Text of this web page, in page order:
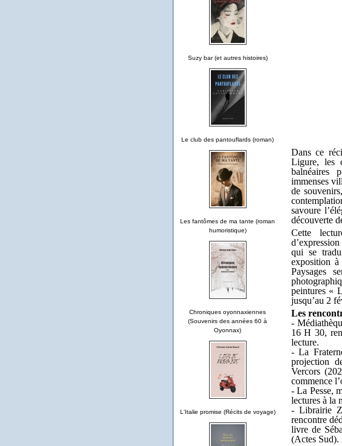
Suzy bar (et autres histoires)
Le club des pantouflards (roman)
Les fantômes de ma tante (roman
humoristique)
Chroniques oyonnaxiennes
(Souvenirs des années 60 à
Oyonnax)
L'Italie promise (Récits de voyage)
Dans ce
Ligure, les
balnéaires
immenses
de
savoure
découverte
Cette
qui se
exposition
Paysages
peintures «
jusqu’au 2
Les
-
16 H 30,
lecture.
- La
projection
Vercors
commence
- La Pesse,
lectures à la
- Librairie
rencontre
livre de
(Actes Sud).